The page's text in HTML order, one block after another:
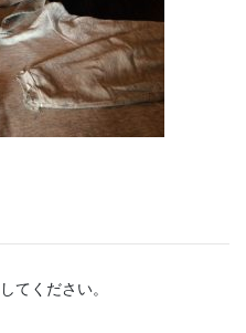
してください。